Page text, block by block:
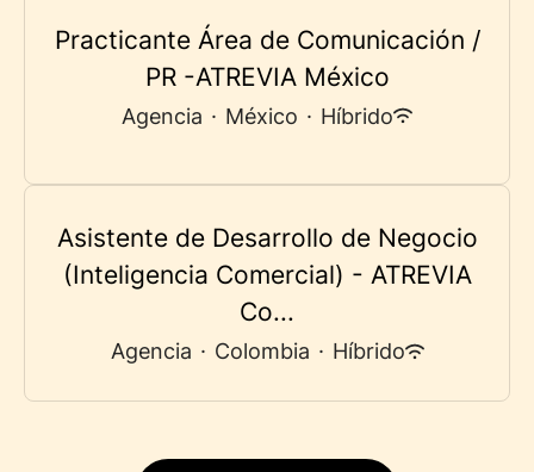
Practicante Área de Comunicación /
PR -ATREVIA México
Agencia · México · Híbrido
Asistente de Desarrollo de Negocio
(Inteligencia Comercial) - ATREVIA
Co...
Agencia · Colombia · Híbrido